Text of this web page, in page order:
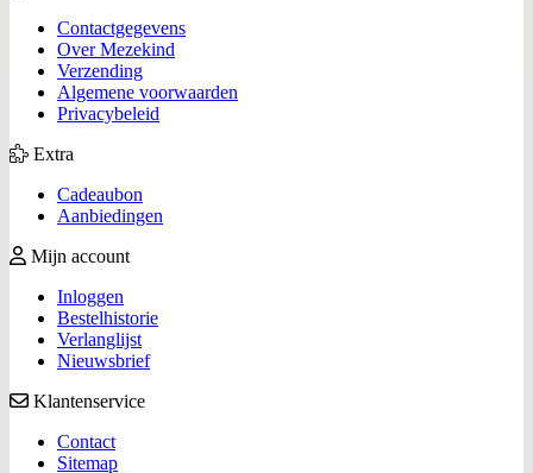
Contactgegevens
Over Mezekind
Verzending
Algemene voorwaarden
Privacybeleid
Extra
Cadeaubon
Aanbiedingen
Mijn account
Inloggen
Bestelhistorie
Verlanglijst
Nieuwsbrief
Klantenservice
Contact
Sitemap